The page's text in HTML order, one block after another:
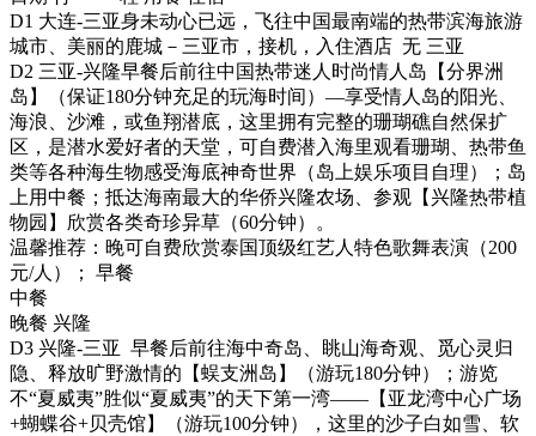
D1 大连-三亚身未动心已远，飞往中国最南端的热带滨海旅游
城市、美丽的鹿城－三亚市，接机，入住酒店 无 三亚
D2 三亚-兴隆早餐后前往中国热带迷人时尚情人岛【分界洲
岛】（保证180分钟充足的玩海时间）—享受情人岛的阳光、
海浪、沙滩，或鱼翔潜底，这里拥有完整的珊瑚礁自然保扩
区，是潜水爱好者的天堂，可自费潜入海里观看珊瑚、热带鱼
类等各种海生物感受海底神奇世界（岛上娱乐项目自理）；岛
上用中餐；抵达海南最大的华侨兴隆农场、参观【兴隆热带植
物园】欣赏各类奇珍异草（60分钟）。
温馨推荐：晚可自费欣赏泰国顶级红艺人特色歌舞表演（200
元/人）； 早餐
中餐
晚餐 兴隆
D3 兴隆-三亚 早餐后前往海中奇岛、眺山海奇观、觅心灵归
隐、释放旷野激情的【蜈支洲岛】（游玩180分钟）；游览
不“夏威夷”胜似“夏威夷”的天下第一湾——【亚龙湾中心广场
+蝴蝶谷+贝壳馆】（游玩100分钟），这里的沙子白如雪、软